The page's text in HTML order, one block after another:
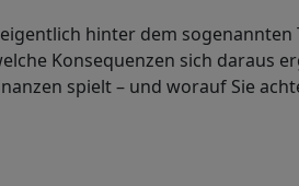
hinter dem sogenannten
Konsequenzen sich daraus
spielt – und worauf Sie